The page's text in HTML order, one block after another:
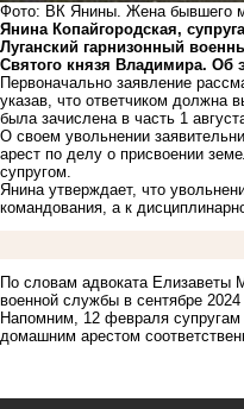
Фото: ВК Янины. Жена бывшего
Янина Копайгородская,
Луганский гарнизонный
Святого князя Владимира. Об
Первоначально заявление
указав, что ответчиком должна
была зачислена в часть 1
О своем увольнении
арест по делу о присвоении
супругом.
Янина утверждает, что
командования, а к
По словам адвоката Елизаветы
военной службы в сентябре
Напомним, 12 февраля
домашним арестом